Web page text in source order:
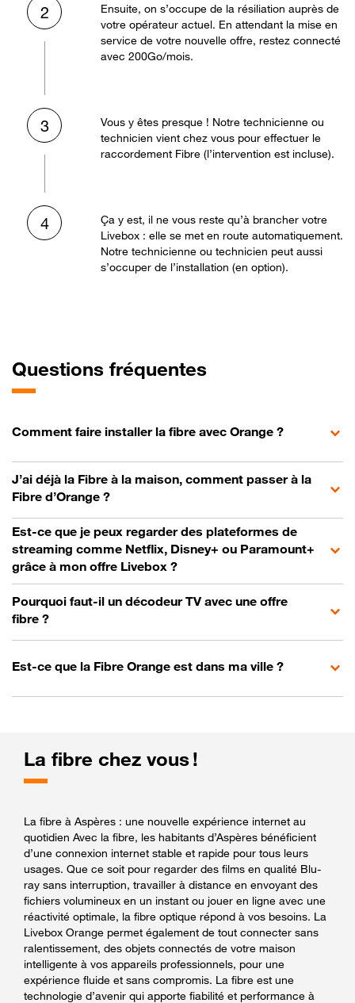
2
Ensuite, on s’occupe de la résiliation auprès de
votre opérateur actuel. En attendant la mise en
service de votre nouvelle offre, restez connecté
avec 200Go/mois.
3
Vous y êtes presque ! Notre technicienne ou
technicien vient chez vous pour effectuer le
raccordement Fibre (l’intervention est incluse).
4
Ça y est, il ne vous reste qu’à brancher votre
Livebox : elle se met en route automatiquement.
Notre technicienne ou technicien peut aussi
s’occuper de l’installation (en option).
Questions fréquentes
Comment faire installer la fibre avec Orange ?
J’ai déjà la Fibre à la maison, comment passer à la
Fibre d’Orange ?
Est-ce que je peux regarder des plateformes de
streaming comme Netflix, Disney+ ou Paramount+
grâce à mon offre Livebox ?
Pourquoi faut-il un décodeur TV avec une offre
fibre ?
Est-ce que la Fibre Orange est dans ma ville ?
La fibre chez vous !
La fibre à Aspères : une nouvelle expérience internet au
quotidien Avec la fibre, les habitants d’Aspères bénéficient
d’une connexion internet stable et rapide pour tous leurs
usages. Que ce soit pour regarder des films en qualité Blu-
ray sans interruption, travailler à distance en envoyant des
fichiers volumineux en un instant ou jouer en ligne avec une
réactivité optimale, la fibre optique répond à vos besoins. La
Livebox Orange permet également de tout connecter sans
ralentissement, des objets connectés de votre maison
intelligente à vos appareils professionnels, pour une
expérience fluide et sans compromis. La fibre est une
technologie d’avenir qui apporte fiabilité et performance à